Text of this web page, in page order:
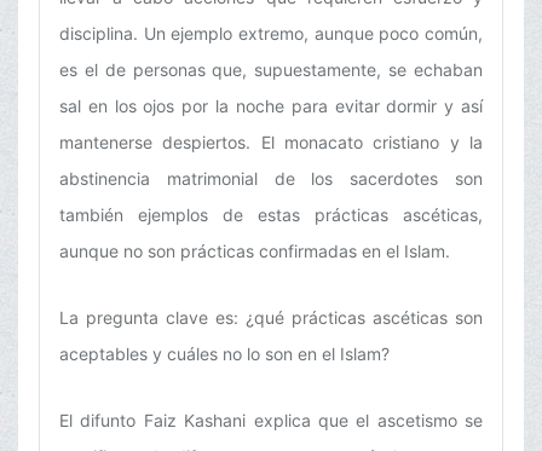
disciplina. Un ejemplo extremo, aunque poco común,
es el de personas que, supuestamente, se echaban
sal en los ojos por la noche para evitar dormir y así
mantenerse despiertos. El monacato cristiano y la
abstinencia matrimonial de los sacerdotes son
también ejemplos de estas prácticas ascéticas,
aunque no son prácticas confirmadas en el Islam.
La pregunta clave es: ¿qué prácticas ascéticas son
aceptables y cuáles no lo son en el Islam?
El difunto Faiz Kashani explica que el ascetismo se